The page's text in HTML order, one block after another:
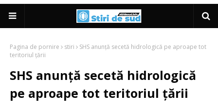
Pagina de pornire stiri
SHS anunță secetă hidrologică pe aproape tot
teritoriul țării
SHS anunță secetă hidrologică
pe aproape tot teritoriul țării